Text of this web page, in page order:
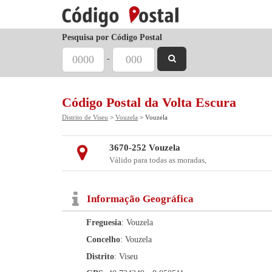
Pesquisa por Código Postal
-
Código Postal da Volta Escura
Distrito de Viseu > Vouzela > Vouzela
3670-252 Vouzela
Válido para todas as moradas,
Informação Geográfica
Freguesia: Vouzela
Concelho: Vouzela
Distrito: Viseu